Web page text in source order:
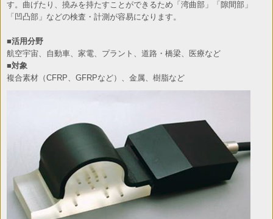
す。曲げたり、撓みを持たすことができるため「湾曲部」「隙間部」
「凹凸部」などの検査・計測が容易になります。
■活用分野
航空宇宙、自動車、家電、プラント、道路・橋梁、医療など
■対象
複合素材（CFRP、GFRPなど）、金属、樹脂など